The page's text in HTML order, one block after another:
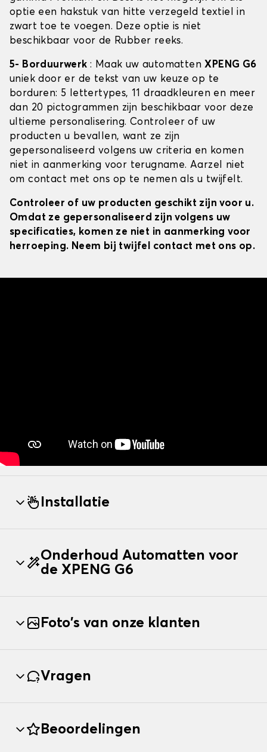
optie een hakstuk van hitte verzegeld textiel in
zwart toe te voegen. Deze optie is niet
beschikbaar voor de Rubber reeks.
5- Borduurwerk : Maak uw automattenXPENG G6
uniek door er de tekst van uw keuze op te
borduren: 5 lettertypes, 11 draadkleuren en meer
dan 20 pictogrammen zijn beschikbaar voor deze
ultieme personalisering. Controleer of uw
producten u bevallen, want ze zijn
gepersonaliseerd volgens uw criteria en komen
niet in aanmerking voor terugname. Aarzel niet
om contact met ons op te nemen als u twijfelt.
Controleer of uw producten geschikt zijn voor u.
Omdat ze gepersonaliseerd zijn volgens uw
specificaties, komen ze niet in aanmerking voor
herroeping. Neem bij twijfel contact met ons op.
Installatie
Onderhoud Automatten voor
de XPENG G6
Foto's van onze klanten
Vragen
Beoordelingen